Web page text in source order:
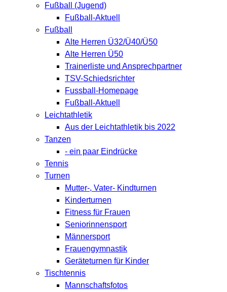
Fußball (Jugend)
Fußball-Aktuell
Fußball
Alte Herren Ü32/Ü40/Ü50
Alte Herren Ü50
Trainerliste und Ansprechpartner
TSV-Schiedsrichter
Fussball-Homepage
Fußball-Aktuell
Leichtathletik
Aus der Leichtathletik bis 2022
Tanzen
- ein paar Eindrücke
Tennis
Turnen
Mutter-, Vater- Kindturnen
Kinderturnen
Fitness für Frauen
Seniorinnensport
Männersport
Frauengymnastik
Geräteturnen für Kinder
Tischtennis
Mannschaftsfotos